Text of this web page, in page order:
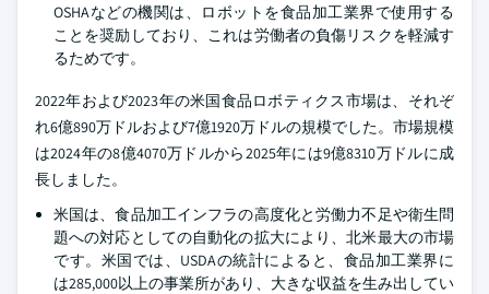
OSHAなどの機関は、ロボットを食品加工業界で使用する
ことを奨励しており、これは労働者の負傷リスクを軽減す
るためです。
2022年および2023年の米国食品ロボティクス市場は、それぞ
れ6億890万ドルおよび7億1920万ドルの規模でした。市場規模
は2024年の8億4070万ドルから2025年には9億8310万ドルに成
長しました。
米国は、食品加工インフラの高度化と労働力不足や衛生問
題への対応としての自動化の拡大により、北米最大の市場
です。米国では、USDAの統計によると、食品加工業界に
は285,000以上の事業所があり、大きな収益を生み出してい